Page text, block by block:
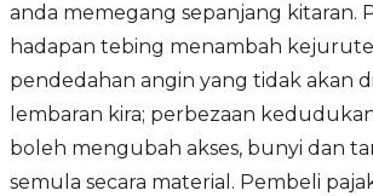
anda memegang sepanjang kitaran.
hadapan tebing menambah
pendedahan angin yang tidak akan
lembaran kira; perbezaan
boleh mengubah akses, bunyi dan
semula secara material. Pembeli